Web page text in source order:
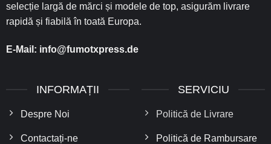
selecție largă de mărci și modele de top, asigurăm livrare
rapidă și fiabilă în toată Europa.
E-Mail: info@fumotxpress.de
INFORMAȚII
Despre Noi
Contactați-ne
SERVICIU
Politică de Livrare
Politică de Rambursare